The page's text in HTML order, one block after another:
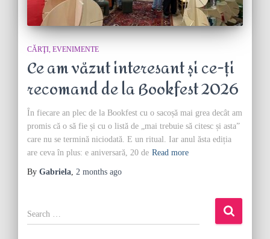
CĂRŢI EVENIMENTE
Ce am văzut interesant și ce-ți
recomand de la Bookfest 2026
În fiecare an plec de la Bookfest cu o sacoșă mai grea decât am
promis că o să fie și cu o listă de „mai trebuie să citesc și asta”
care nu se termină niciodată. E un ritual. Iar anul ăsta ediția
are ceva în plus: e aniversară, 20 de Read more
By Gabriela, 2 months ago
S
e